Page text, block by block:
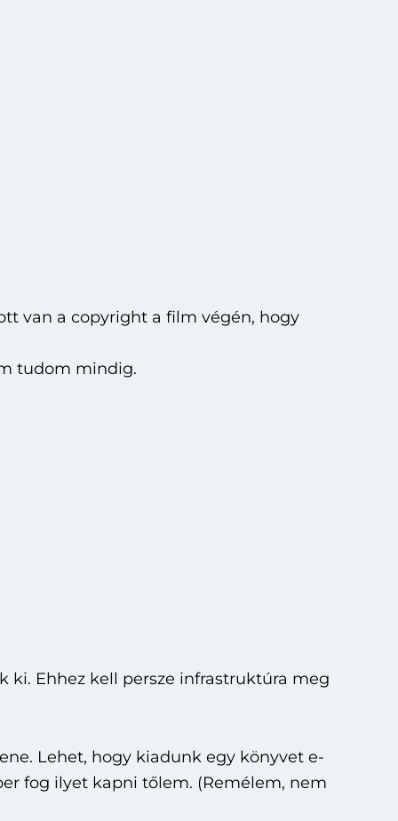
van a copyright a film végén, hogy
tudom mindig.
Ehhez kell persze infrastruktúra meg
Lehet, hogy kiadunk egy könyvet e-
fog ilyet kapni tőlem. (Remélem, nem